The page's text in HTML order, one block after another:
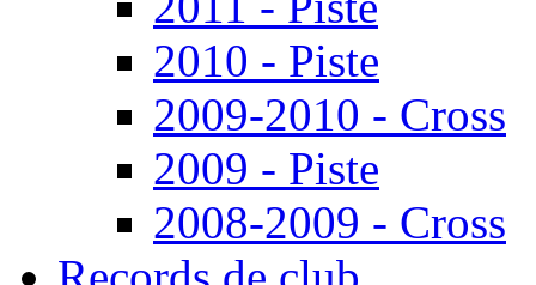
2010 - Piste
2009-2010 - Cross
2009 - Piste
2008-2009 - Cross